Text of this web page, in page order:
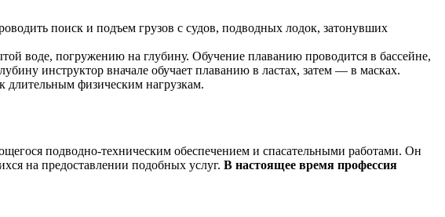
поиск и подъем грузов с судов, подводных лодок, затонувших
воде, погружению на глубину. Обучение плаванию проводится в бассейне,
инструктор вначале обучает плаванию в ластах, затем — в масках.
длительным физическим нагрузкам.
подводно-техническим обеспечением и спасательными работами. Он
на предоставлении подобных услуг. В настоящее время профессия